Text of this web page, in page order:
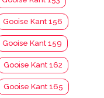
Gooise Kant 156
Gooise Kant 159
Gooise Kant 162
Gooise Kant 165